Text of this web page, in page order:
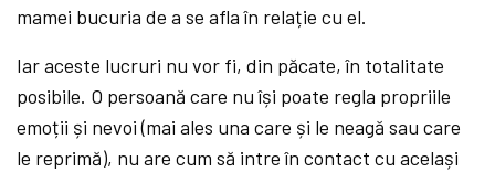
mamei bucuria de a se afla în relație cu el.
Iar aceste lucruri nu vor fi, din păcate, în totalitate
posibile. O persoană care nu își poate regla propriile
emoții și nevoi (mai ales una care și le neagă sau care
le reprimă), nu are cum să intre în contact cu același